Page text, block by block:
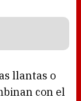
llantas o
con el